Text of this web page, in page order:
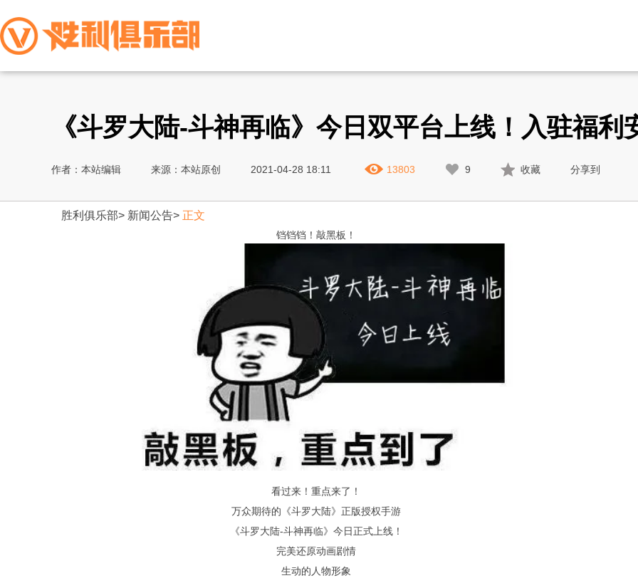
《斗罗大陆-斗神再临》今日双平台上线！入驻福利
作者：本站编辑 来源：本站原创 2021-04-28 18:11 13803 9 收藏 分享到
胜利俱乐部> 新闻公告> 正文
铛铛铛！敲黑板！
看过来！重点来了！
万众期待的《斗罗大陆》正版授权手游
《斗罗大陆-斗神再临》今日正式上线！
完美还原动画剧情
生动的人物形象